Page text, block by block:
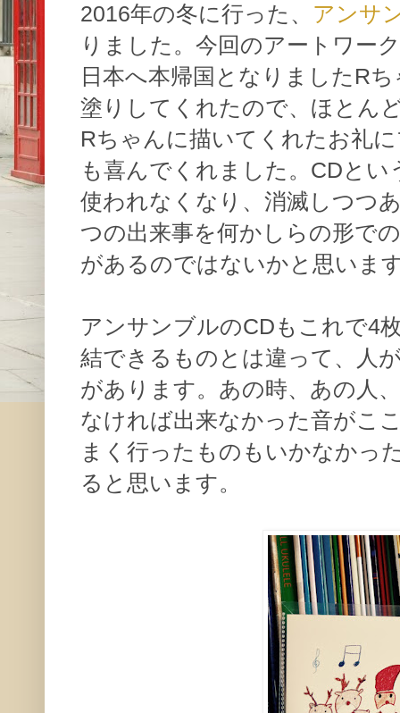
2016年の冬に行った、 アンサ
りました。今回のアートワー
日本へ本帰国となりましたR
塗りしてくれたので、ほとん
Rちゃんに描いてくれたお礼
も喜んでくれました。CDと
使われなくなり、消滅しつつ
つの出来事を何かしらの形で
があるのではないかと思いま
アンサンブルのCDもこれで4
結できるものとは違って、人
があります。あの時、あの人
なければ出来なかった音がこ
まく行ったものもいかなかっ
ると思います。